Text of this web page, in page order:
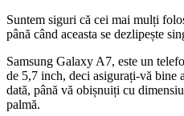
Suntem siguri că cei mai mulți
până când aceasta se dezlipește
Samsung Galaxy A7, este un
de 5,7 inch, deci asigurați-vă bine
dată, până vă obișnuiți cu
palmă.